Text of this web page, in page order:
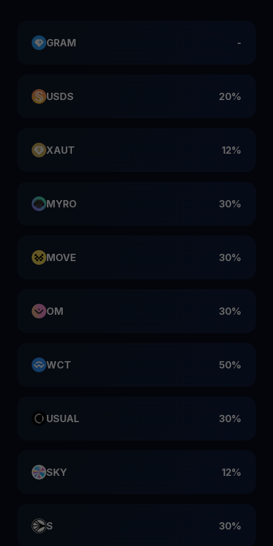
GRAM -
USDS 20%
XAUT 12%
MYRO 30%
MOVE 30%
OM 30%
WCT 50%
USUAL 30%
SKY 12%
S 30%